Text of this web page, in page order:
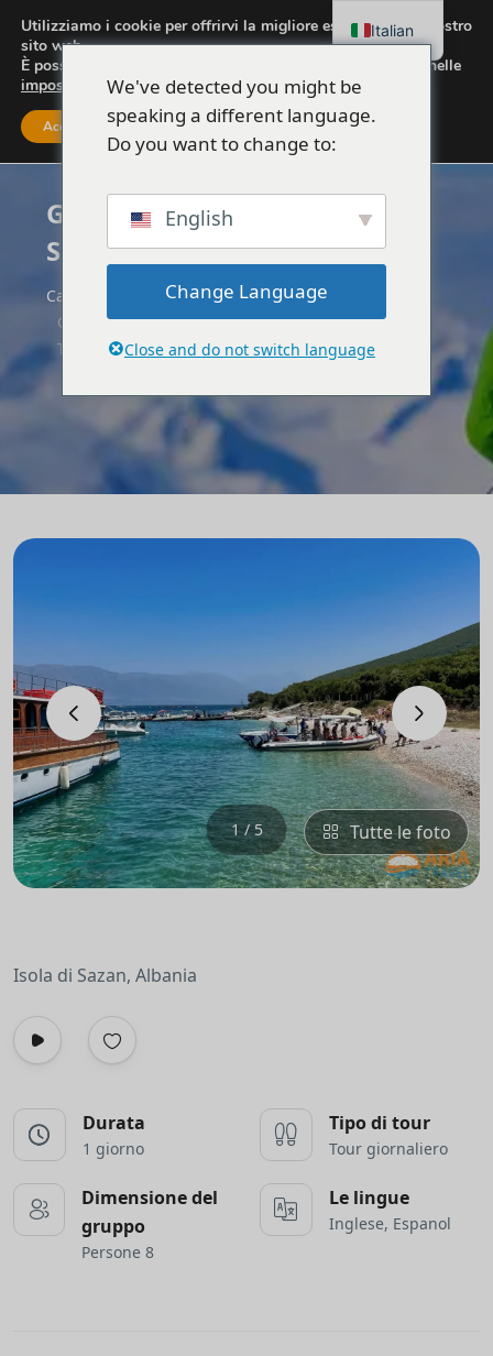
Gita di un giorno all'isola di
Sazan e Karaburun da Tirana
Casa
Gita di un giorno all'isola di Sazan e Karaburun da
Tirana
‹ ›
1 / 5 Tutte le foto
Isola di Sazan, Albania
Durata
1 giorno
Tipo di tour
Tour giornaliero
Dimensione del
gruppo
Persone 8
Le lingue
Inglese, Espanol
We've detected you might be
speaking a different language.
Do you want to change to:
English
Change Language
Close and do not switch language
Utilizziamo i cookie per offrirvi la migliore esperienza sul nostro
sito web.
È possibile scoprire quali cookie utilizziamo o disattivarli nelle
impostazioni.
Accettare Impostazioni
Italian